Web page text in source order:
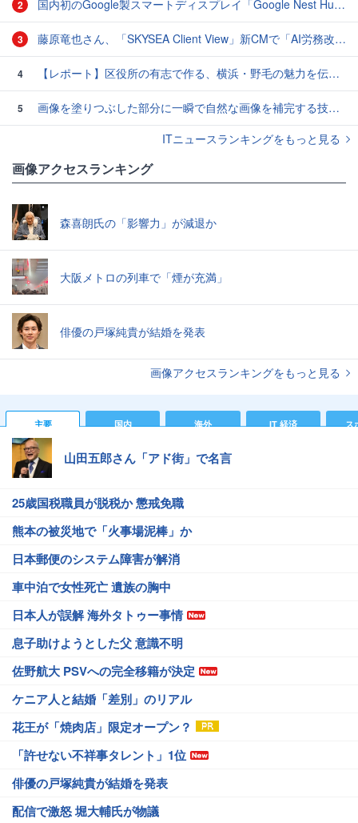
2 国内初のGoogle製スマートディスプレイ「Google Nest Hub」実機レビュー！
3 藤原竜也さん、「SKYSEA Client View」新CMで「AI労務改善」をアピール 働き方をAIが分析したら「すぐに休んで」と言われる？
4 【レポート】区役所の有志で作る、横浜・野毛の魅力を伝えるCM
5
画像を塗りつぶした部分に一瞬で自然な画像を補完する技術を早稲田大学の研究者が開発
ITニュースランキングをもっと見る
画像アクセスランキング
森喜朗氏の「影響力」が減退か
大阪メトロの列車で「煙が充満」
俳優の戸塚純貴が結婚を発表
画像アクセスランキングをもっと見る
主要 国内 海外 IT 経済 ス
山田五郎さん「アド街」で名言
25歳国税職員が脱税か 懲戒免職
熊本の被災地で「火事場泥棒」か
日本郵便のシステム障害が解消
車中泊で女性死亡 遺族の胸中
日本人が誤解 海外タトゥー事情
息子助けようとした父 意識不明
佐野航大 PSVへの完全移籍が決定
ケニア人と結婚「差別」のリアル
花王が「焼肉店」限定オープン？
「許せない不祥事タレント」1位
俳優の戸塚純貴が結婚を発表
配信で激怒 堀大輔氏が物議